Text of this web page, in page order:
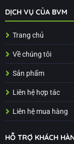
DỊCH VỤ CỦA BVM
Trang chủ
Về chúng tôi
Sản phẩm
Liên hệ hợp tác
Liên hệ mua hàng
HỖ TRỢ KHÁCH